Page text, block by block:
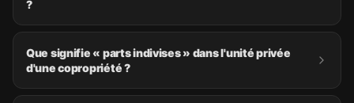
?
Que signifie « parts indivises » dans l'unité privée
d'une copropriété ?